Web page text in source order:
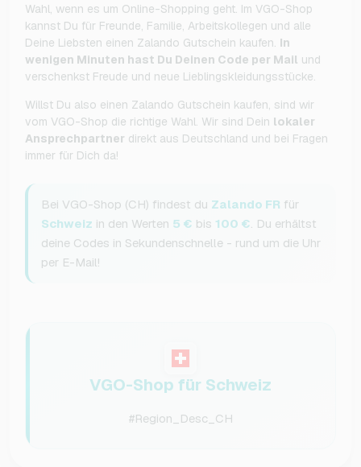
Wahl, wenn es um Online-Shopping geht. Im VGO-Shop
kannst Du für Freunde, Familie, Arbeitskollegen und alle
Deine Liebsten einen Zalando Gutschein kaufen. In
wenigen Minuten hast Du Deinen Code per Mail und
verschenkst Freude und neue Lieblingskleidungsstücke.
Willst Du also einen Zalando Gutschein kaufen, sind wir
vom VGO-Shop die richtige Wahl. Wir sind Dein lokaler
Ansprechpartner direkt aus Deutschland und bei Fragen
immer für Dich da!
Bei VGO-Shop (CH) findest du Zalando FR für
Schweiz in den Werten 5 € bis 100 € . Du erhältst
deine Codes in Sekundenschnelle - rund um die Uhr
per E-Mail!
VGO-Shop für Schweiz
#Region_Desc_CH